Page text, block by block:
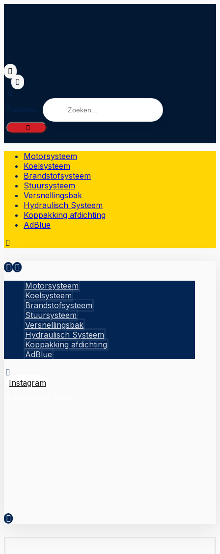
Zoeken...
Motorsysteem
Koelsysteem
Brandstofsysteem
Stuursysteem
Versnellingsbak
Hydraulisch Systeem
Koppakking afdichting
AdBlue
Motorsysteem
Koelsysteem
Brandstofsysteem
Stuursysteem
Versnellingsbak
Hydraulisch Systeem
Koppakking afdichting
AdBlue
Instagram